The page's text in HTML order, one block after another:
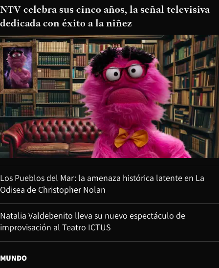
NTV celebra sus cinco años, la señal televisiva
dedicada con éxito a la niñez
Los Pueblos del Mar: la amenaza histórica latente en La
Odisea de Christopher Nolan
Natalia Valdebenito lleva su nuevo espectáculo de
improvisación al Teatro ICTUS
MUNDO